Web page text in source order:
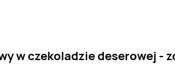
w czekoladzie deserowej -